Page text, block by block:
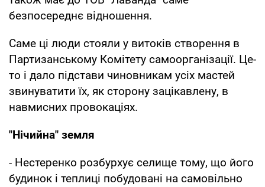
безпосереднє відношення.
Саме ці люди стояли у витоків створення в
Партизанському Комітету самоорганізації. Це-
то і дало підстави чиновникам усіх мастей
звинуватити їх, як сторону зацікавлену, в
навмисних провокаціях.
"Нічийна" земля
- Нестеренко розбурхує селище тому, що його
будинок і теплиці побудовані на самовільно